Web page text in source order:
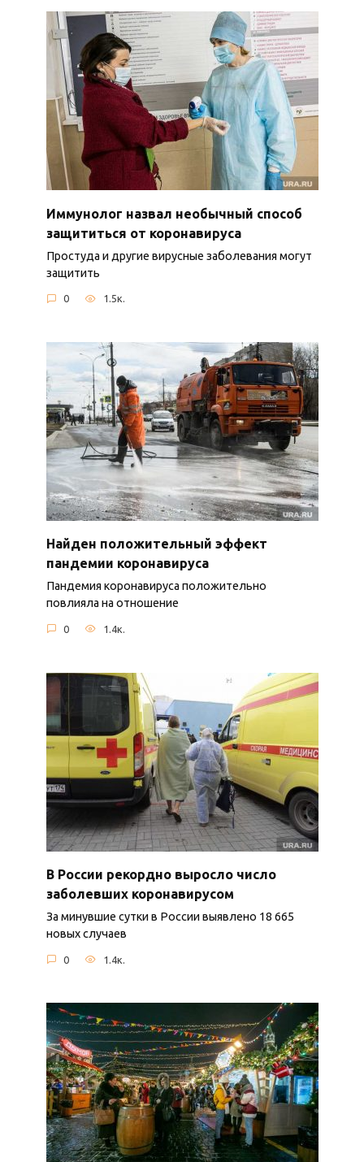
Иммунолог назвал необычный способ
защититься от коронавируса
Простуда и другие вирусные заболевания могут
защитить
0 1.5к.
Найден положительный эффект
пандемии коронавируса
Пандемия коронавируса положительно
повлияла на отношение
0 1.4к.
В России рекордно выросло число
заболевших коронавирусом
За минувшие сутки в России выявлено 18 665
новых случаев
0 1.4к.